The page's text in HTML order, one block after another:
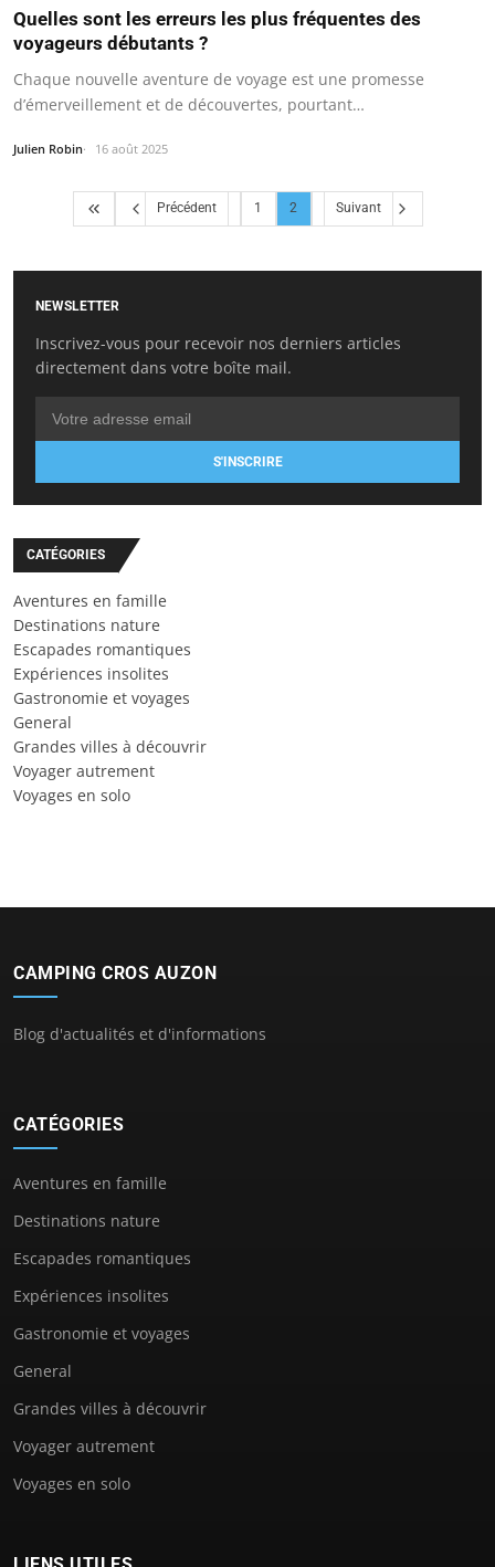
Quelles sont les erreurs les plus fréquentes des
voyageurs débutants ?
Chaque nouvelle aventure de voyage est une promesse
d’émerveillement et de découvertes, pourtant…
Julien Robin 16 août 2025
Précédent 1 2 Suivant
NEWSLETTER
Inscrivez-vous pour recevoir nos derniers articles
directement dans votre boîte mail.
S'INSCRIRE
CATÉGORIES
Aventures en famille
Destinations nature
Escapades romantiques
Expériences insolites
Gastronomie et voyages
General
Grandes villes à découvrir
Voyager autrement
Voyages en solo
CAMPING CROS AUZON
Blog d'actualités et d'informations
CATÉGORIES
Aventures en famille
Destinations nature
Escapades romantiques
Expériences insolites
Gastronomie et voyages
General
Grandes villes à découvrir
Voyager autrement
Voyages en solo